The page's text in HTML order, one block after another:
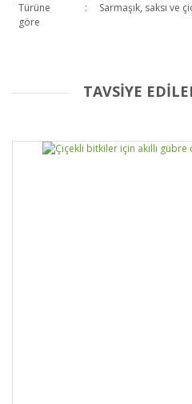
Türüne
göre
: Sarmaşık, saksı ve
Bu ürüne ilk
Yorum
TAVSİYE